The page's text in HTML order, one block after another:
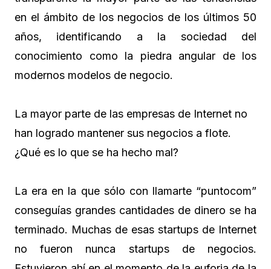
en el ámbito de los negocios de los últimos 50
años, identificando a la sociedad del
conocimiento como la piedra angular de los
modernos modelos de negocio.
La mayor parte de las empresas de Internet no
han logrado mantener sus negocios a flote.
¿Qué es lo que se ha hecho mal?
La era en la que sólo con llamarte “puntocom”
conseguías grandes cantidades de dinero se ha
terminado. Muchas de esas startups de Internet
no fueron nunca startups de negocios.